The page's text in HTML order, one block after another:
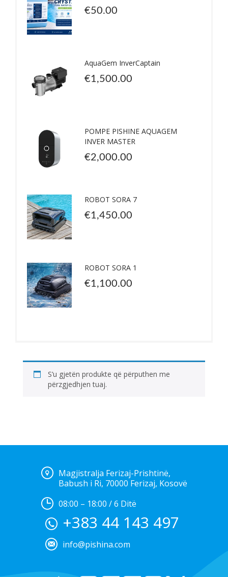
€50.00
AquaGem InverCaptain
€1,500.00
POMPE PISHINE AQUAGEM
INVER MASTER
€2,000.00
ROBOT SORA 7
€1,450.00
ROBOT SORA 1
€1,100.00
S’u gjetën produkte që përputhen me
përzgjedhjen tuaj.
Magjistralja Ferizaj-Prishtinë,
Babush i Ri, 70000 Ferizaj, Kosovë
08:00 – 18:00 / 6 Ditë
+383 44 143 497
info@pishina.com